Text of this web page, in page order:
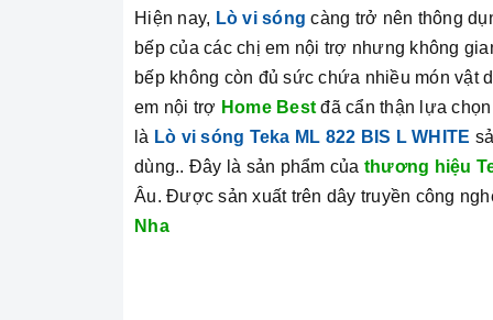
Hiện nay, Lò vi sóng càng trở nên thông
bếp của các chị em nội trợ nhưng không
bếp không còn đủ sức chứa nhiều món vật
em nội trợ Home Best đã cẩn thận lựa
là Lò vi sóng Teka ML 822 BIS L WHITE
dùng.. Đây là sản phẩm của thương hiệu
Âu. Được sản xuất trên dây truyền công
Nha